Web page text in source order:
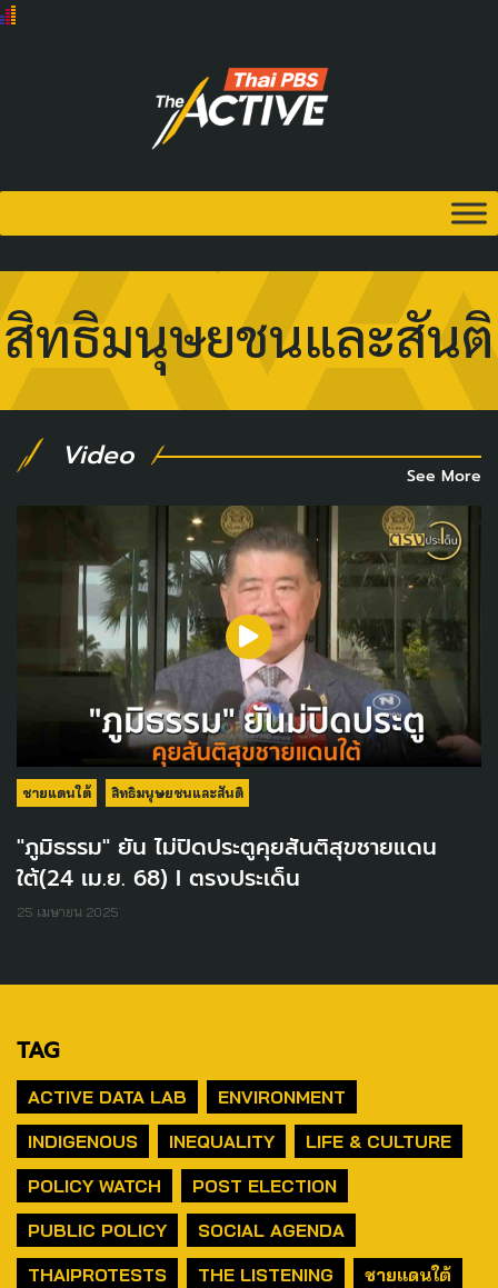
สิทธิมนุษยชนและสันติ
Video
See More
ชายแดนใต้ สิทธิมนุษยชนและสันติ
"ภูมิธรรม" ยัน ไม่ปิดประตูคุยสันติสุขชายแดน
ใต้(24 เม.ย. 68) I ตรงประเด็น
25 เมษายน 2025
TAG
ACTIVE DATA LAB
ENVIRONMENT
INDIGENOUS
INEQUALITY
LIFE & CULTURE
POLICY WATCH
POST ELECTION
PUBLIC POLICY
SOCIAL AGENDA
THAIPROTESTS
THE LISTENING
ชายแดนใต้